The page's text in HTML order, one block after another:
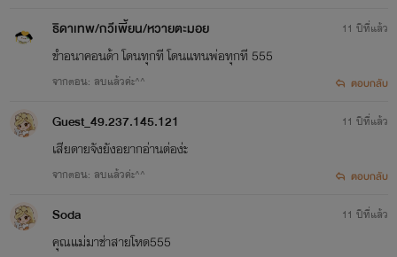
ธิดาเทพ/กวีเพี้ยน/หวายตะมอย
ขำอนาคอนด้า โดนทุกที โดนแทนพ่อทุกที 555
จากตอน: ลบแล้วค่ะ^^
11 ปีที่แล้ว
ตอบกลับ
Guest_49.237.145.121
เสียดายจังยังอยากอ่านต่อง่ะ
จากตอน: ลบแล้วค่ะ^^
11 ปีที่แล้ว
ตอบกลับ
Soda
คุณแม่มาช่าสายโหด555
11 ปีที่แล้ว